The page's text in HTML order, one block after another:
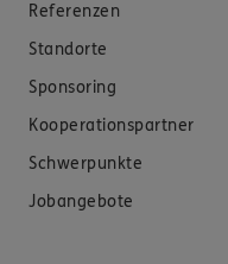
Referenzen
Standorte
Sponsoring
Kooperationspartner
Schwerpunkte
Jobangebote